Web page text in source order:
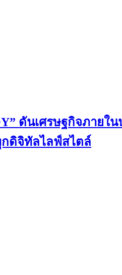
ดันเศรษฐกิจภายใ
กดิจิทัลไลฟ์สไตล์